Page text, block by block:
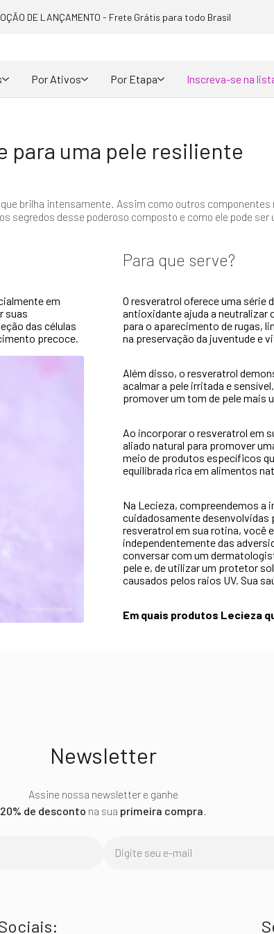
DE LANÇAMENTO - Frete Grátis para todo Brasil
Por Ativos Por Etapa Inscreva-se na
para uma pele resiliente
brilha intensamente. Assim como outros
segredos desse poderoso composto e como ele pode
em
suas
das células
precoce.
Para que serve?
O resveratrol oferece uma série
antioxidante ajuda a neutralizar
para o aparecimento de rugas,
na preservação da juventude e
Além disso, o resveratrol
acalmar a pele irritada e
promover um tom de pele mais
Ao incorporar o resveratrol em
aliado natural para promover
meio de produtos específicos
equilibrada rica em alimentos
Na Lecieza, compreendemos a
cuidadosamente
resveratrol em sua rotina, você
independentemente das
conversar com um
pele e, de utilizar um protetor
causados pelos raios UV. Sua
Em quais produtos Lecieza
Newsletter
Assine nossa newsletter e ganhe
20% de desconto na sua primeira compra.